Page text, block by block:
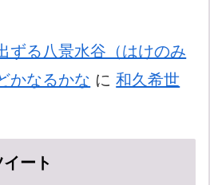
ずる八景水谷（はけのみ
かなるかな に和久希世
ート